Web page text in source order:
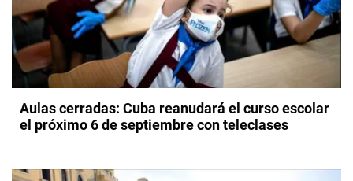
Aulas cerradas: Cuba reanudará el curso escolar
el próximo 6 de septiembre con teleclases